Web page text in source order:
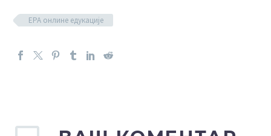
ЕРА онлине едукације